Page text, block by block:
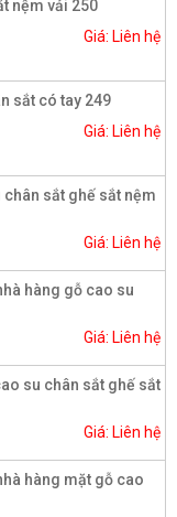
nệm vải 250
Giá: Liên hệ
sắt có tay 249
Giá: Liên hệ
sắt ghế sắt nệm
Giá: Liên hệ
hàng gỗ cao su
Giá: Liên hệ
su chân sắt ghế sắt
Giá: Liên hệ
hàng mặt gỗ cao